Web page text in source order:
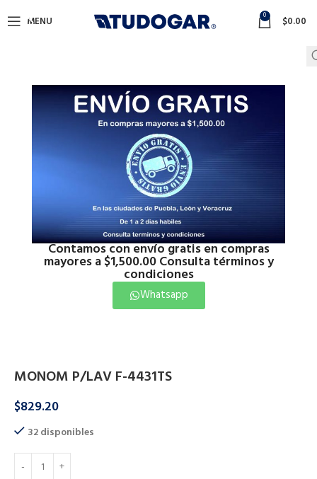
Contamos con envío gratis en compras
mayores a $1,500.00 Consulta términos y
condiciones
Whatsapp
MENU 0 $0.00
MONOM P/LAV F-4431TS
$829.20
32 disponibles